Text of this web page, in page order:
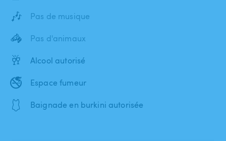
🎶 Pas de musique
🦓 Pas d'animaux
🥂 Alcool autorisé
🚭 Espace fumeur
🩱 Baignade en burkini autorisée